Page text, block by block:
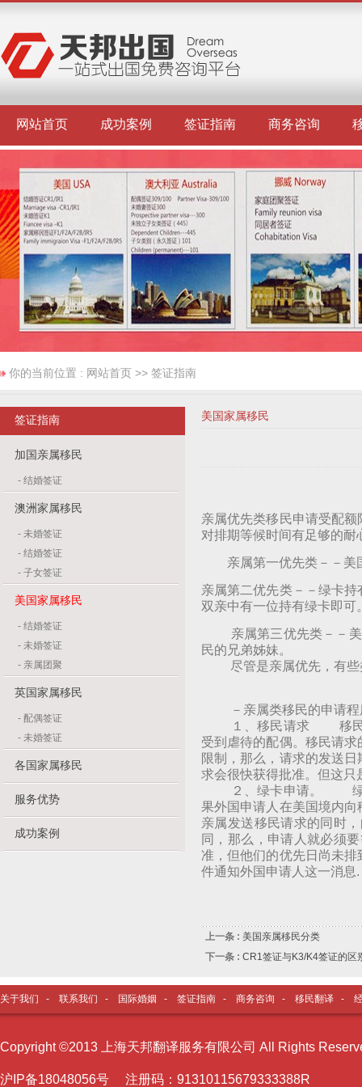
网站首页 成功案例 签证指南 商务咨询
你的当前位置 : 网站首页 >> 签证指南
签证指南
加国亲属移民
- 结婚签证
澳洲家属移民
- 未婚签证
- 结婚签证
- 子女签证
美国家属移民
- 结婚签证
- 未婚签证
- 亲属团聚
英国家属移民
- 配偶签证
- 未婚签证
各国家属移民
服务优势
成功案例
美国家属移民
亲属优先类移民申请受配
对排期等候时间有足够的耐
亲属第一优先类－－美国
亲属第二优先类－－绿卡
双亲中有一位持有绿卡即可
亲属第三优先类－－美
民的兄弟姊妹。
尽管是亲属优先，有些类
－亲属类移民的申请程
１、移民请求 移民请求
受到虐待的配偶。移民请
限制，那么，请求的发送
求会很快获得批准。但这
２、绿卡申请。 绿卡申
果外国申请人在美国境内
亲属发送移民请求的同时
同，那么，申请人就必须
准，但他们的优先日尚未
件通知外国申请人这一消息.
上一条 : 美国亲属移民分类
下一条 : CR1签证与K3/K4签证的区
关于我们 - 联系我们 - 国际婚姻 - 签证指南 - 商务咨询 - 移民翻译 -
Copyright ©2013 上海天邦翻译服务有限公司 All Rights
沪I P备18048056号 注册码：91310115679333388R